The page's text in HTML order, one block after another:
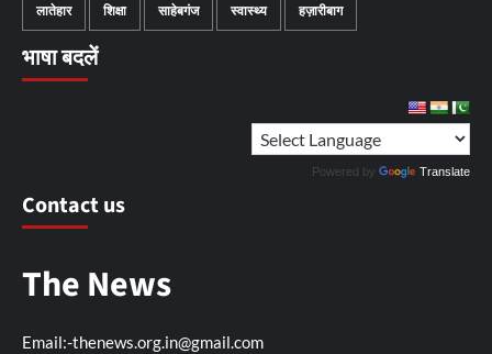
लातेहार शिक्षा साहेबगंज स्वास्थ्य हज़ारीबाग
भाषा बदलें
Powered by Translate
Contact us
The News
Email:-thenews.org.in@gmail.com